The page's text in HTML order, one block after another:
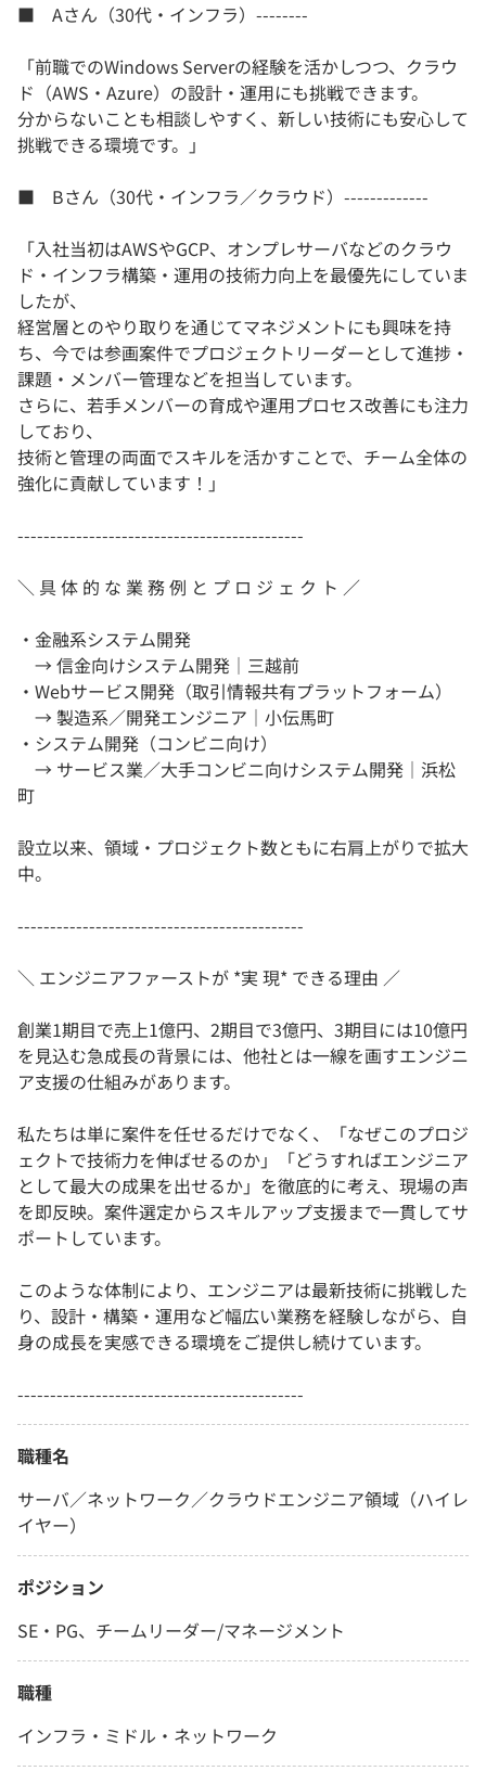
■ Aさん（30代・インフラ）--------
「前職でのWindows Serverの経験を活かしつつ、クラウ
ド（AWS・Azure）の設計・運用にも挑戦できます。
分からないことも相談しやすく、新しい技術にも安心して
挑戦できる環境です。」
■ Bさん（30代・インフラ／クラウド）-------------
「入社当初はAWSやGCP、オンプレサーバなどのクラウ
ド・インフラ構築・運用の技術力向上を最優先にしていま
したが、
経営層とのやり取りを通じてマネジメントにも興味を持
ち、今では参画案件でプロジェクトリーダーとして進捗・
課題・メンバー管理などを担当しています。
さらに、若手メンバーの育成や運用プロセス改善にも注力
しており、
技術と管理の両面でスキルを活かすことで、チーム全体の
強化に貢献しています！」
--------------------------------------------
＼ 具 体 的 な 業 務 例 と プ ロ ジ ェ ク ト ／
・金融系システム開発
→ 信金向けシステム開発｜三越前
・Webサービス開発（取引情報共有プラットフォーム）
→ 製造系／開発エンジニア｜小伝馬町
・システム開発（コンビニ向け）
→ サービス業／大手コンビニ向けシステム開発｜浜松
町
設立以来、領域・プロジェクト数ともに右肩上がりで拡大
中。
--------------------------------------------
＼ エンジニアファーストが *実 現* できる理由 ／
創業1期目で売上1億円、2期目で3億円、3期目には10億円
を見込む急成長の背景には、他社とは一線を画すエンジニ
ア支援の仕組みがあります。
私たちは単に案件を任せるだけでなく、「なぜこのプロジ
ェクトで技術力を伸ばせるのか」「どうすればエンジニア
として最大の成果を出せるか」を徹底的に考え、現場の声
を即反映。案件選定からスキルアップ支援まで一貫してサ
ポートしています。
このような体制により、エンジニアは最新技術に挑戦した
り、設計・構築・運用など幅広い業務を経験しながら、自
身の成長を実感できる環境をご提供し続けています。
--------------------------------------------
職種名
サーバ／ネットワーク／クラウドエンジニア領域（ハイレ
イヤー）
ポジション
SE・PG、チームリーダー/マネージメント
職種
インフラ・ミドル・ネットワーク